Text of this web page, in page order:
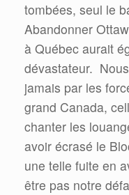
tombées, seul le
Abandonner
à Québec aurait
dévastateur.
jamais par les
grand Canada,
chanter les
avoir écrasé le
une telle fuite en
être pas notre